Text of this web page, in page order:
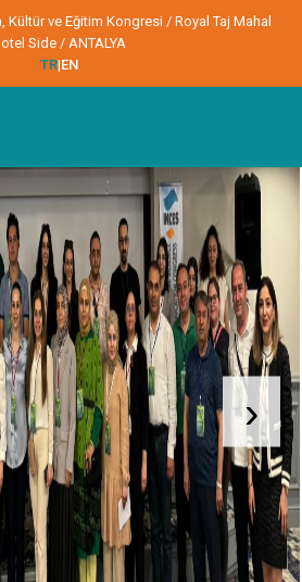
Kültür ve Eğitim Kongresi / Royal Taj Mahal
Side / ANTALYA
TR|EN
›